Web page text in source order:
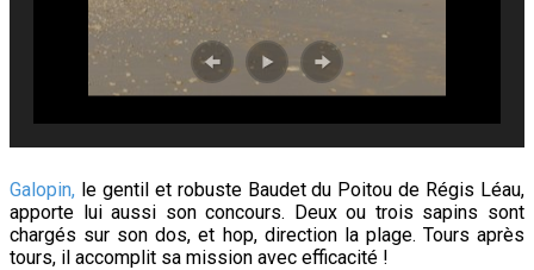
Galopin, le gentil et robuste Baudet du Poitou de Régis Léau,
apporte lui aussi son concours. Deux ou trois sapins sont
chargés sur son dos, et hop, direction la plage. Tours après
tours, il accomplit sa mission avec efficacité !